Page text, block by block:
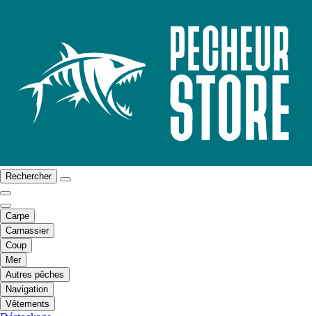
Rechercher
Carpe
Carnassier
Coup
Mer
Autres pêches
Navigation
Vêtements